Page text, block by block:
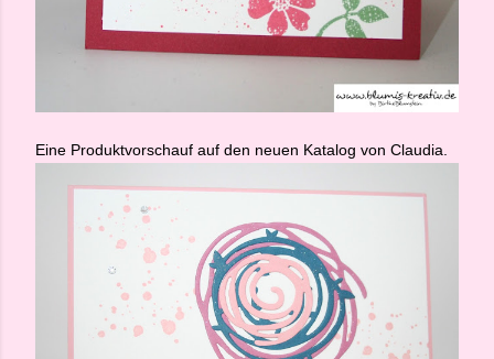
Eine Produktvorschauf auf den neuen Katalog von Claudia.